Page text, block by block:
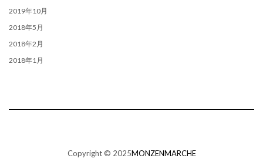
2019年10月
2018年5月
2018年2月
2018年1月
Copyright © 2025MONZENMARCHE